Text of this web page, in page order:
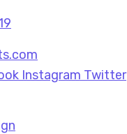
Instagram Twitter